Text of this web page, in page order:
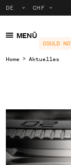
MENÜ
Home Aktuelles
COULD